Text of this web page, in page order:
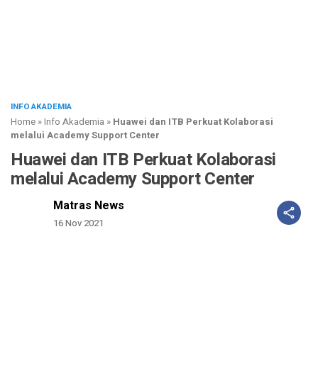
INFO AKADEMIA
Home »Info Akademia » Huawei dan ITB Perkuat Kolaborasi
melalui Academy Support Center
Huawei dan ITB Perkuat Kolaborasi
melalui Academy Support Center
Matras News
16 Nov 2021